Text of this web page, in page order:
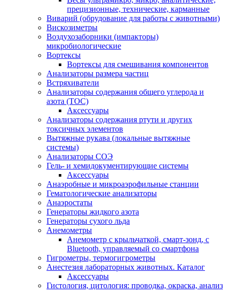
прецизионные, технические, карманные
Виварий (обрудование для работы с животными)
Вискозиметры
Воздухозаборники (импакторы)
микробиологические
Вортексы
Вортексы для смешивания компонентов
Анализаторы размера частиц
Встряхиватели
Анализаторы содержания общего углерода и
азота (ТОС)
Аксессуары
Анализаторы содержания ртути и других
токсичных элементов
Вытяжные рукава (локальные вытяжные
системы)
Анализаторы СОЭ
Гель- и хемидокументирующие системы
Аксессуары
Анаэробные и микроаэрофильные станции
Гематологические анализаторы
Анаэростаты
Генераторы жидкого азота
Генераторы сухого льда
Анемометры
Анемометр с крыльчаткой, смарт-зонд, с
Bluetooth, управляемый со смартфона
Гигрометры, термогигрометры
Анестезия лабораторных животных. Каталог
Аксессуары
Гистология, цитология: проводка, окраска, анализ